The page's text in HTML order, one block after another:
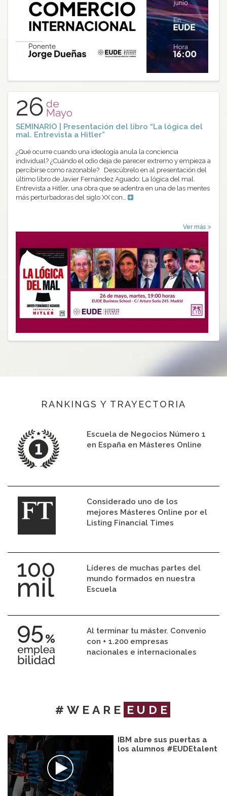
26 de
Mayo
SEMINARIO | Presentación del libro “La lógica del
mal. Entrevista a Hitler”
¿Qué ocurre cuando una ideología anula la conciencia
individual? ¿Cuándo el odio deja de parecer extremo y empieza a
percibirse como razonable? Descúbrelo en al presentación del
último libro de Javier Fernández Aguado: La lógica del mal.
Entrevista a Hitler, una obra que se adentra en una de las mentes
más perturbadoras del siglo XX con…
Ver más
RANKINGS Y TRAYECTORIA
Escuela de Negocios Número 1
en España en Másteres Online
Considerado uno de los
mejores Másteres Online por el
Listing Financial Times
Líderes de muchas partes del
mundo formados en nuestra
Escuela
Al terminar tu máster. Convenio
con + 1.200 empresas
nacionales e internacionales
#WEARE EUDE
IBM abre sus puertas a
los alumnos #EUDEtalent